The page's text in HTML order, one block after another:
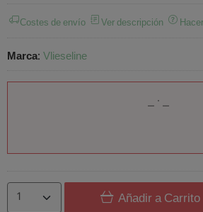
Costes de envío Ver descripción
Marca:Vlieseline
Añadir a Carrito